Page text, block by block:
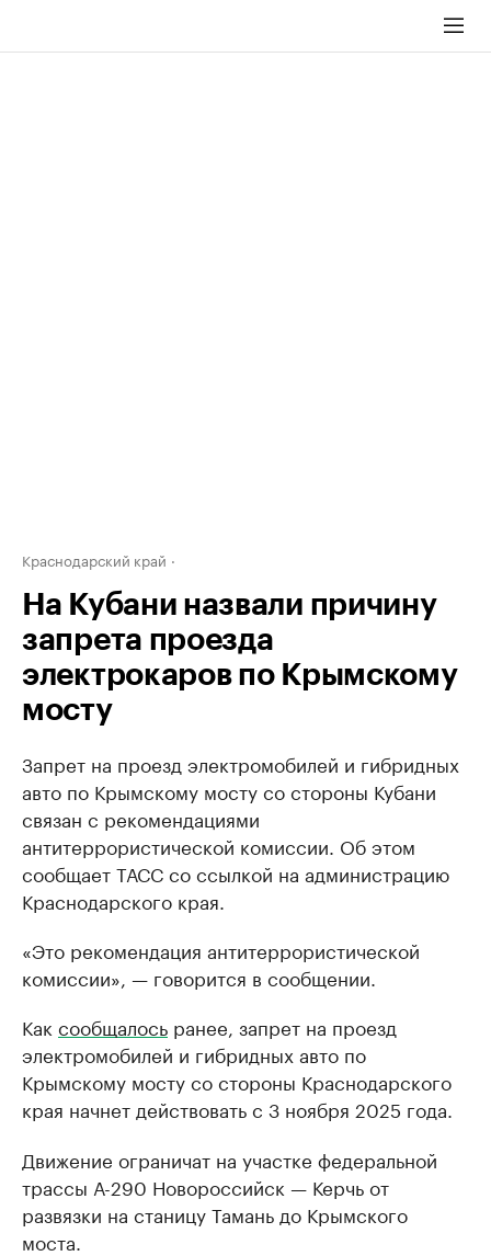
Краснодарский край
На Кубани назвали причину
запрета проезда
электрокаров по Крымскому
мосту
Запрет на проезд электромобилей и гибридных
авто по Крымскому мосту со стороны Кубани
связан с рекомендациями
антитеррористической комиссии. Об этом
сообщает ТАСС со ссылкой на администрацию
Краснодарского края.
«Это рекомендация антитеррористической
комиссии», — говорится в сообщении.
Как сообщалось ранее, запрет на проезд
электромобилей и гибридных авто по
Крымскому мосту со стороны Краснодарского
края начнет действовать с 3 ноября 2025 года.
Движение ограничат на участке федеральной
трассы А-290 Новороссийск — Керчь от
развязки на станицу Тамань до Крымского
моста.